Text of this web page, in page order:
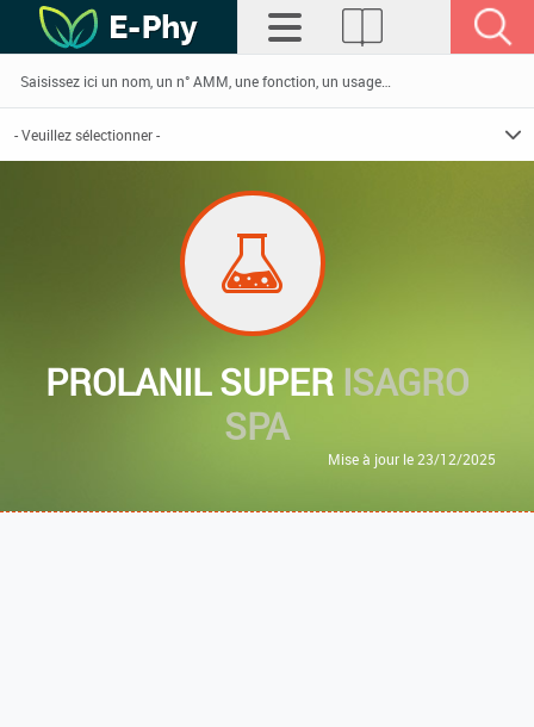
PROLANIL SUPER ISAGRO
SPA
Mise à jour le 23/12/2025